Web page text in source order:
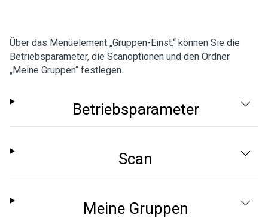
Über das Menüelement „Gruppen-Einst.“ können Sie die
Betriebsparameter, die Scanoptionen und den Ordner
„Meine Gruppen“ festlegen.
Betriebsparameter
Scan
Meine Gruppen